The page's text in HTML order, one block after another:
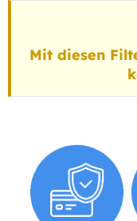
Mit diesen